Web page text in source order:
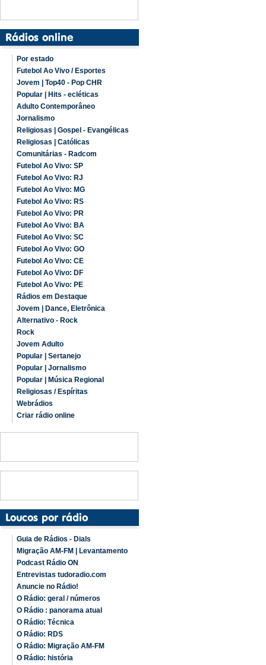
Por estado
Futebol Ao Vivo / Esportes
Jovem | Top40 - Pop CHR
Popular | Hits - ecléticas
Adulto Contemporâneo
Jornalismo
Religiosas | Gospel - Evangélicas
Religiosas | Católicas
Comunitárias - Radcom
Futebol Ao Vivo: SP
Futebol Ao Vivo: RJ
Futebol Ao Vivo: MG
Futebol Ao Vivo: RS
Futebol Ao Vivo: PR
Futebol Ao Vivo: BA
Futebol Ao Vivo: SC
Futebol Ao Vivo: GO
Futebol Ao Vivo: CE
Futebol Ao Vivo: DF
Futebol Ao Vivo: PE
Rádios em Destaque
Jovem | Dance, Eletrônica
Alternativo - Rock
Rock
Jovem Adulto
Popular | Sertanejo
Popular | Jornalismo
Popular | Música Regional
Religiosas / Espíritas
Webrádios
Criar rádio online
Guia de Rádios - Dials
Migração AM-FM | Levantamento
Podcast Rádio ON
Entrevistas tudoradio.com
Anuncie no Rádio!
O Rádio: geral / números
O Rádio : panorama atual
O Rádio: Técnica
O Rádio: RDS
O Rádio: Migração AM-FM
O Rádio: história